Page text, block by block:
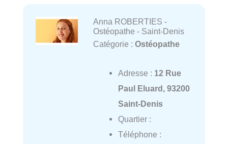
Anna ROBERTIES -
Ostéopathe - Saint-Denis
Catégorie : Ostéopathe
Adresse : 12 Rue
Paul Eluard, 93200
Saint-Denis
Quartier :
Téléphone :